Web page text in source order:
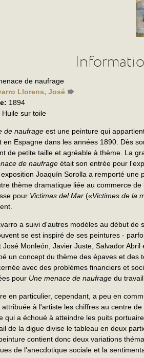
de naufrage
Llorens, José
1894
Huile sur toile
de naufrage est une peinture qui
en Espagne dans les années 1890. Dès
de petite taille et agréable à thème. La
de naufrage était son entrée pour
Joaquín Sorolla a remporté une
thème dramatique liée au commerce
pour Victimas del Mar («Victimes de la
a suivi d'autres modèles au début
se est inspiré de ses peintures -
José Monleón, Javier Juste, Salvador
un concept du thème des épaves et
avec des problèmes financiers et
pour Une menace de naufrage du
en particulier, cependant, a peu en
attribuée à l'artiste les chiffres au centre
qui a échoué à atteindre les puits
de la digue divise le tableau en deux
contient donc deux variations
de l'anecdotique sociale et la